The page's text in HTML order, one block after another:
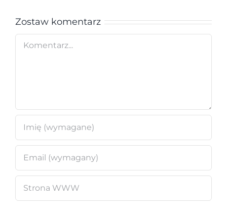
Zostaw komentarz